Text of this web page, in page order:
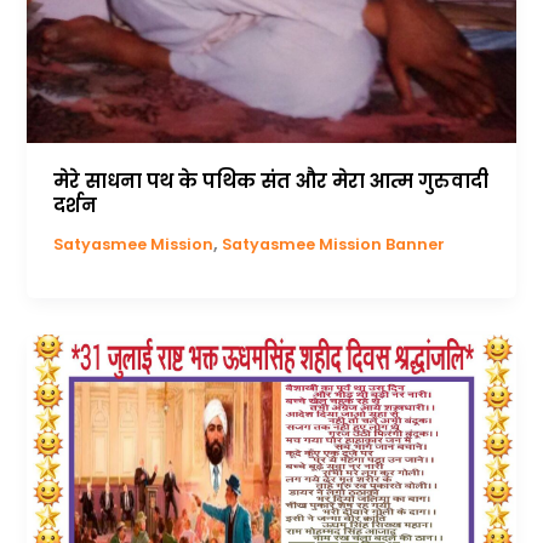
मेरे साधना पथ के पथिक संत और मेरा आत्म गुरुवादी
दर्शन
Satyasmee Mission, Satyasmee Mission Banner